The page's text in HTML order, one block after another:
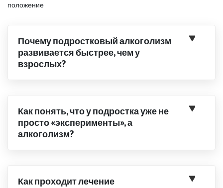
положение
Почему подростковый алкоголизм
развивается быстрее, чем у
взрослых?
Как понять, что у подростка уже не
просто «эксперименты», а
алкоголизм?
Как проходит лечение